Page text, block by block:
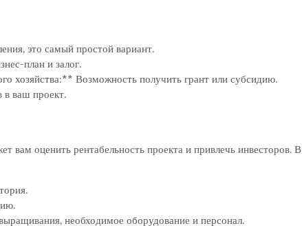
это самый простой вариант.
план и залог.
хозяйства:** Возможность получить грант или субсидию.
ваш проект.
вам оценить рентабельность проекта и привлечь инвесторов. В
необходимое оборудование и персонал.